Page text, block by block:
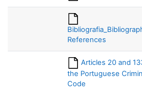
References
Articles 20 and
the Portuguese
Code